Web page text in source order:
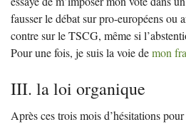
fausser le débat sur pro-européens ou
contre sur leTSCG, même si
Pour une fois, je suis la voie demon
III. la loi organique
Après ces trois mois d’hésitations